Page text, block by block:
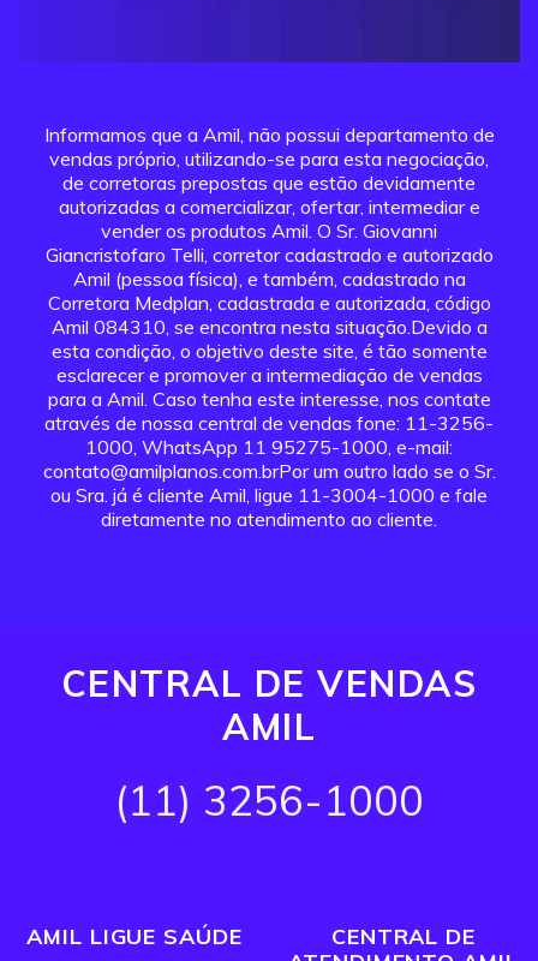
Informamos que a Amil, não possui departamento de
vendas próprio, utilizando-se para esta negociação,
de corretoras prepostas que estão devidamente
autorizadas a comercializar, ofertar, intermediar e
vender os produtos Amil. O Sr. Giovanni
Giancristofaro Telli, corretor cadastrado e autorizado
Amil (pessoa física), e também, cadastrado na
Corretora Medplan, cadastrada e autorizada, código
Amil 084310, se encontra nesta situação.Devido a
esta condição, o objetivo deste site, é tão somente
esclarecer e promover a intermediação de vendas
para a Amil. Caso tenha este interesse, nos contate
através de nossa central de vendas fone: 11-3256-
1000, WhatsApp 11 95275-1000, e-mail:
contato@amilplanos.com.brPor um outro lado se o Sr.
ou Sra. já é cliente Amil, ligue 11-3004-1000 e fale
diretamente no atendimento ao cliente.
CENTRAL DE VENDAS
AMIL
(11) 3256-1000
AMIL LIGUE SAÚDE
CENTRAL DE